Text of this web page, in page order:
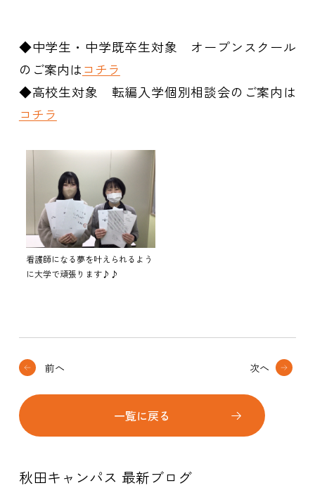
◆中学生・中学既卒生対象 オープンスクール
のご案内はコチラ
◆高校生対象 転編入学個別相談会のご案内は
コチラ
看護師になる夢を叶えられるよう
に大学で頑張ります♪♪
前へ
一覧に戻る
次へ
秋田キャンパス 最新ブログ